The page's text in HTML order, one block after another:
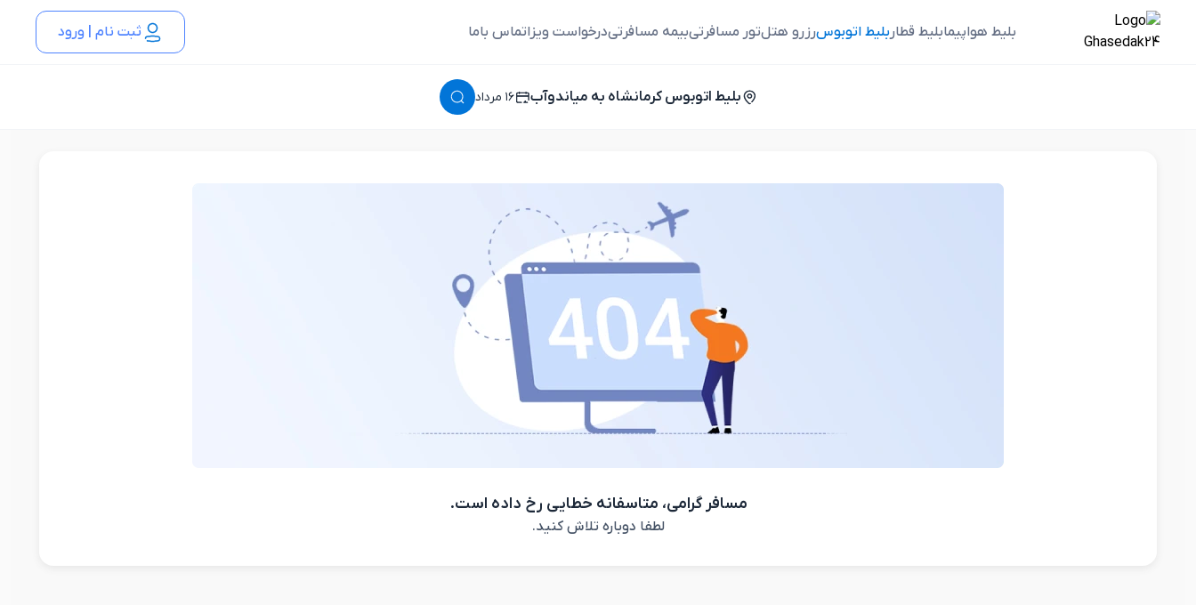
بلیط هواپیمابلیط قطاربلیط اتوبوسرزرو هتلتور مسافرتیبیمه مسافرتیدرخواست ویزاتماس باما ثبت نام | ورود
بلیط اتوبوس کرمانشاه به میاندوآب ١٦ مرداد
مسافر گرامی، متاسفانه خطایی رخ داده است.
لطفا دوباره تلاش کنید.